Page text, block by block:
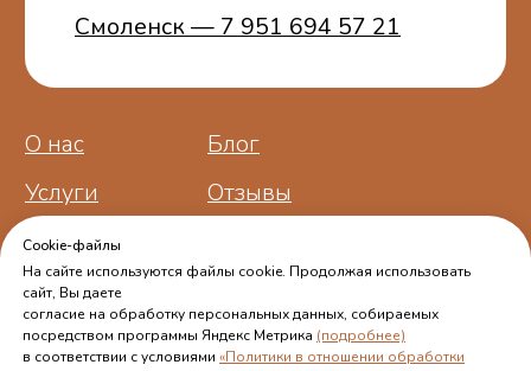
Cookie-файлы
На сайте используются файлы cookie. Продолжая использовать
сайт, Вы даете
согласие на обработку персональных данных, собираемых
посредством программы Яндекс Метрика (подробнее)
в соответствии с условиями «Политики в отношении обработки